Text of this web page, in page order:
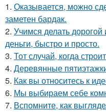
1. Оказывается, можно
заметен бардак.
2. Учимся делать
деньги, быстро и просто.
3. Тот случай, когда
4. Деревянные
5. Как вы относитесь к
6. Мы выбираем себе
7. Вспомните, как